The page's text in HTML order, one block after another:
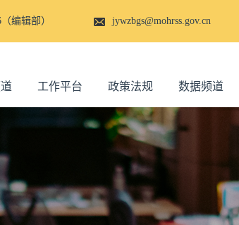
编辑部） jywzbgs@mohrss.gov.cn
工作平台 政策法规 数据频道